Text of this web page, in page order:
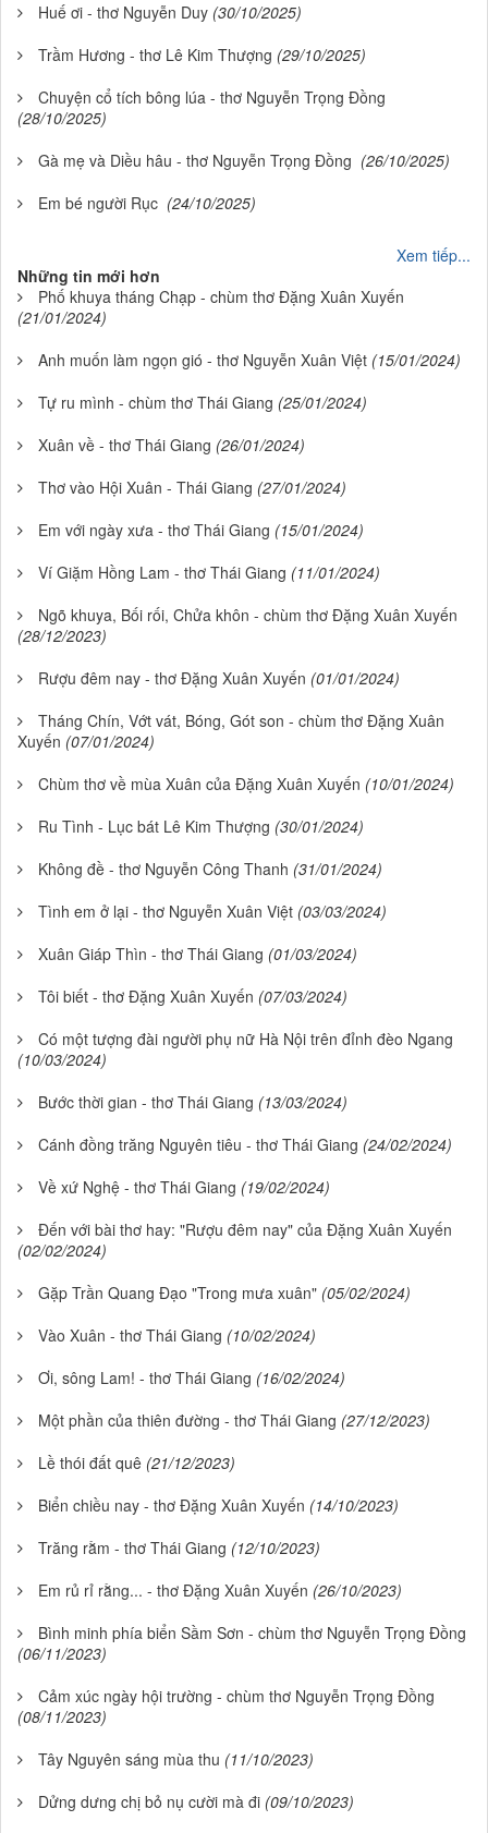
Huế ơi - thơ Nguyễn Duy (30/10/2025)
Trầm Hương - thơ Lê Kim Thượng (29/10/2025)
Chuyện cổ tích bông lúa - thơ Nguyễn Trọng Đồng
(28/10/2025)
Gà mẹ và Diều hâu - thơ Nguyễn Trọng Đồng (26/10/2025)
Em bé người Rục (24/10/2025)
Xem tiếp...
Những tin mới hơn
Phố khuya tháng Chạp - chùm thơ Đặng Xuân Xuyến
(21/01/2024)
Anh muốn làm ngọn gió - thơ Nguyễn Xuân Việt (15/01/2024)
Tự ru mình - chùm thơ Thái Giang (25/01/2024)
Xuân về - thơ Thái Giang (26/01/2024)
Thơ vào Hội Xuân - Thái Giang (27/01/2024)
Em với ngày xưa - thơ Thái Giang (15/01/2024)
Ví Giặm Hồng Lam - thơ Thái Giang (11/01/2024)
Ngõ khuya, Bối rối, Chửa khôn - chùm thơ Đặng Xuân Xuyến
(28/12/2023)
Rượu đêm nay - thơ Đặng Xuân Xuyến (01/01/2024)
Tháng Chín, Vớt vát, Bóng, Gót son - chùm thơ Đặng Xuân
Xuyến (07/01/2024)
Chùm thơ về mùa Xuân của Đặng Xuân Xuyến (10/01/2024)
Ru Tình - Lục bát Lê Kim Thượng (30/01/2024)
Không đề - thơ Nguyễn Công Thanh (31/01/2024)
Tình em ở lại - thơ Nguyễn Xuân Việt (03/03/2024)
Xuân Giáp Thìn - thơ Thái Giang (01/03/2024)
Tôi biết - thơ Đặng Xuân Xuyến (07/03/2024)
Có một tượng đài người phụ nữ Hà Nội trên đỉnh đèo Ngang
(10/03/2024)
Bước thời gian - thơ Thái Giang (13/03/2024)
Cánh đồng trăng Nguyên tiêu - thơ Thái Giang (24/02/2024)
Về xứ Nghệ - thơ Thái Giang (19/02/2024)
Đến với bài thơ hay: "Rượu đêm nay" của Đặng Xuân Xuyến
(02/02/2024)
Gặp Trần Quang Đạo "Trong mưa xuân" (05/02/2024)
Vào Xuân - thơ Thái Giang (10/02/2024)
Ơi, sông Lam! - thơ Thái Giang (16/02/2024)
Một phần của thiên đường - thơ Thái Giang (27/12/2023)
Lề thói đất quê (21/12/2023)
Biển chiều nay - thơ Đặng Xuân Xuyến (14/10/2023)
Trăng rằm - thơ Thái Giang (12/10/2023)
Em rủ rỉ rằng... - thơ Đặng Xuân Xuyến (26/10/2023)
Bình minh phía biển Sầm Sơn - chùm thơ Nguyễn Trọng Đồng
(06/11/2023)
Cảm xúc ngày hội trường - chùm thơ Nguyễn Trọng Đồng
(08/11/2023)
Tây Nguyên sáng mùa thu (11/10/2023)
Dửng dưng chị bỏ nụ cười mà đi (09/10/2023)